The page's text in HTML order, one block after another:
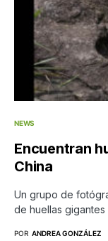
NEWS
Encuentran
China
Un grupo de
de huellas
POR ANDREA GONZÁLEZ